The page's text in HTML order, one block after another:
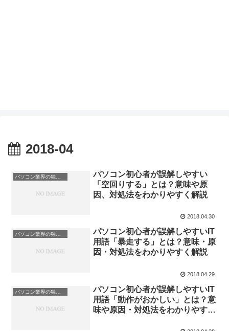
2018-04
パソコン初心者が誤解しやすい
「空回りする」とは？意味や原
因、対処法をわかりやすく解説
2018.04.30
パソコン業界の独特な言い回し
パソコン初心者が誤解しやすいIT
用語「暴走する」とは？意味・原
因・対処法をわかりやすく解説
2018.04.29
パソコン初心者が誤解しやすいIT
用語「動作がおかしい」とは？意
味や原因・対処法をわかりやすく